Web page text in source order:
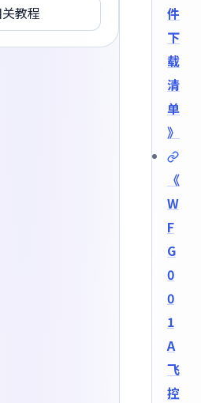
教程
件
下
载
清
单
》
《
W
F
G
0
0
1
A
飞
控